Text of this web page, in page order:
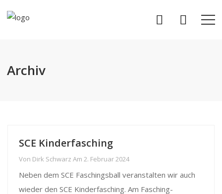
Archiv
SCE Kinderfasching
Von Dirk Schwarz Am 2. Februar 2024
Neben dem SCE Faschingsball veranstalten wir auch
wieder den SCE Kinderfasching. Am Fasching-